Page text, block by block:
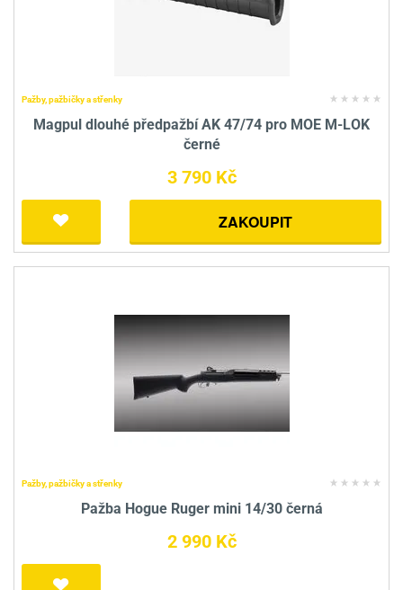
Pažby, pažbičky a střenky
Magpul dlouhé předpažbí AK 47/74 pro MOE M-LOK
černé
3 790 Kč
ZAKOUPIT
Pažby, pažbičky a střenky
Pažba Hogue Ruger mini 14/30 černá
2 990 Kč